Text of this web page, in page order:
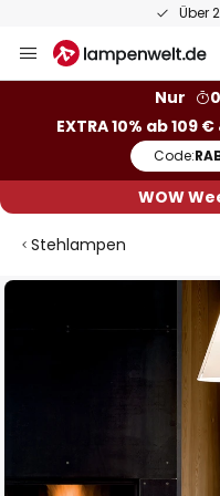
Über
Inhalt
Nur
EXTRA 10% ab 109
Code:
WOW
Stehlampen
Zum